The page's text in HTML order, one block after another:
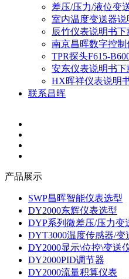
差压/压力/液位变
室内温度变送器说
辰竹仪表说明书下
南京昌晖数字控制
TPR探头F615-
安东仪表说明书下
HX晖祥仪表说明
联系昌晖
产品展示
SWP昌晖智能仪表选型
DY2000东辉仪表选型
DYP系列微差压/压力变
DYT3000温度传感器/变
DY2000显示\位控\变送
DY2000PID调节器
DY2000流量积算仪表